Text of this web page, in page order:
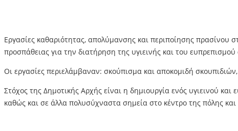
Εργασίες καθαριότητας, απολύμανσης και περιποίησης πρασίνου
προσπάθειας για την διατήρηση της υγιεινής και του ευπρεπισμού
Οι εργασίες περιελάμβαναν: σκούπισμα και αποκομιδή
Στόχος της Δημοτικής Αρχής είναι η δημιουργία ενός υγιεινού
καθώς και σε άλλα πολυσύχναστα σημεία στο κέντρο της πόλης